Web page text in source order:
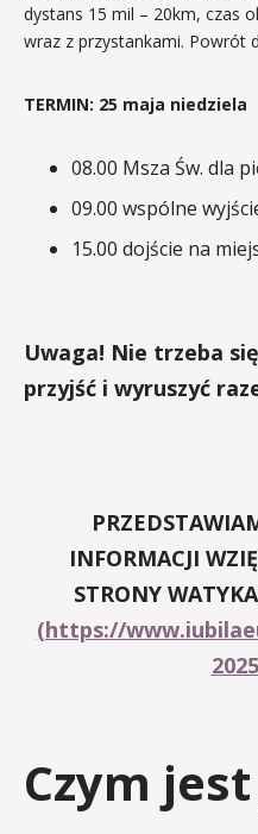
dystans 15 mil – 20km, czas
wraz z przystankami. Powrót
TERMIN: 25 maja niedziela
08.00 Msza Św. dla
09.00 wspólne
15.00 dojście na
Uwaga! Nie trzeba
przyjść i wyruszyć
INFORMACJI
STRONY
(https://
Czym